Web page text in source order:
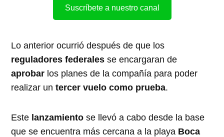
Suscríbete a nuestro canal
Lo anterior ocurrió después de que los
reguladores federales se encargaran de
aprobar los planes de la compañía para poder
realizar untercer vuelo como prueba.
Este lanzamiento se llevó a cabo desde la base
que se encuentra más cercana a la playa Boca